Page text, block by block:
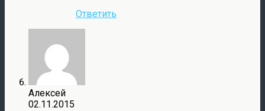
Ответить
Алексей
02.11.2015